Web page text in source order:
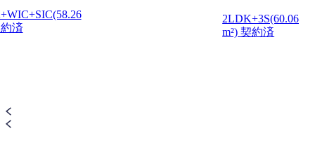
済
2LDK+3S(60.06
m²) 契約済